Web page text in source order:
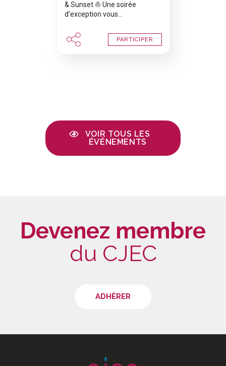
& Sunset ⛵ Une soirée
d’exception vous…
PARTICIPER
VOIR TOUS LES
ÉVÉNEMENTS
Devenez membre
du CJEC
ADHÉRER